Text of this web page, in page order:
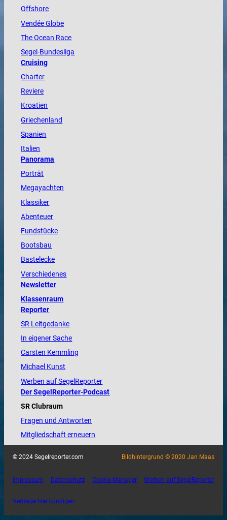
Offshore
VendéeGlobe
TheOcean Race
Segel-Bundesliga
Cruising
Charter
Reviere
Kroatien
Griechenland
Spanien
Italien
Panorama
Porträt
Megayachten
Klassiker
Abenteuer
Fundstücke
Bootsbau
Bastelecke
Verschiedenes
Newsletter
Klassenraum
Reporter
SR Leitgedanke
In eigener Sache
Carsten Kemmling
Michael Kunst
Werben auf SegelReporter
Der SegelReporter-Podcast
SR Clubraum
Fragen und Antworten
Mitgliedschaft erneuern
© 2024 Segelreporter.com Bildhintergrund © 2020 Jan Maas
Impressum Datenschutz Cookie-Manager Werben auf SegelReporter
Verträge hier kündigen